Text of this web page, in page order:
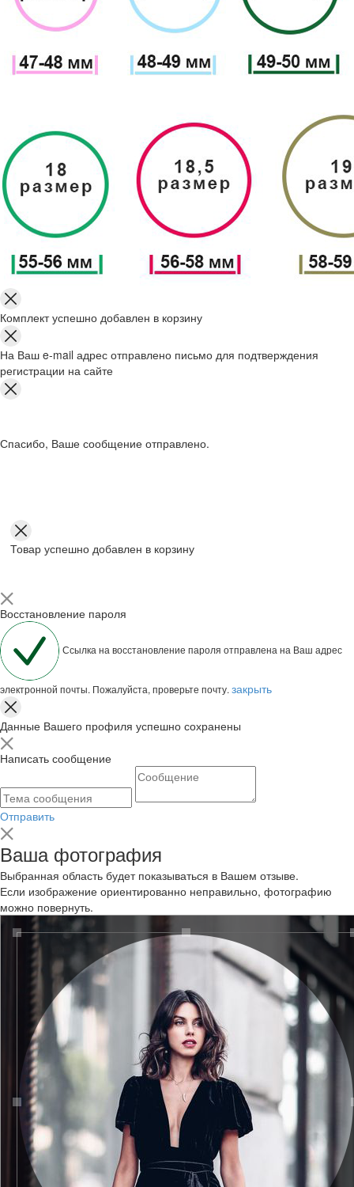
Комплект успешно добавлен в корзину
На Ваш e-mail адрес отправлено письмо для подтверждения
регистрации на сайте
Спасибо, Ваше сообщение отправлено.
Товар успешно добавлен в корзину
Восстановление пароля
Ссылка на восстановление пароля отправлена на Ваш адрес
электронной почты. Пожалуйста, проверьте почту. закрыть
Данные Вашего профиля успешно сохранены
Написать сообщение
Отправить
Ваша фотография
Выбранная область будет показываться в Вашем отзыве.
Если изображение ориентированно неправильно, фотографию
можно повернуть.